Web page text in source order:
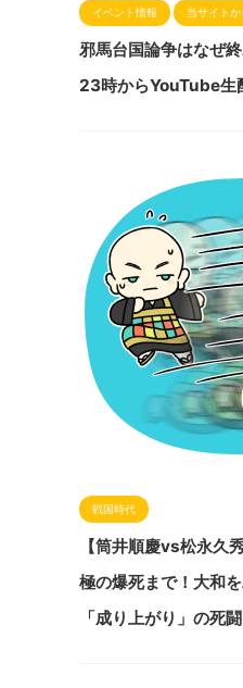
イベント情報 当サイト
邪馬台国論争はなぜ
23時からYouTube生
戦国時代
【筒井順慶vs松永久
極の爆死まで！大和
「成り上がり」の死闘